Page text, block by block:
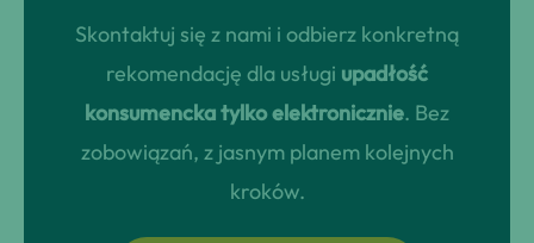
Skontaktuj się z nami i odbierz konkretną
rekomendację dla usługi upadłość
konsumencka tylko elektronicznie. Bez
zobowiązań, z jasnym planem kolejnych
kroków.